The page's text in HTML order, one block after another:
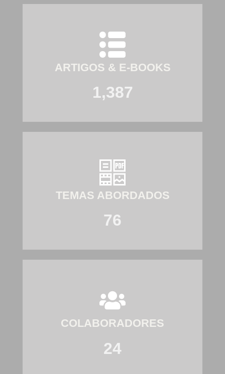
ARTIGOS & E-BOOKS
1,387
TEMAS ABORDADOS
76
COLABORADORES
24